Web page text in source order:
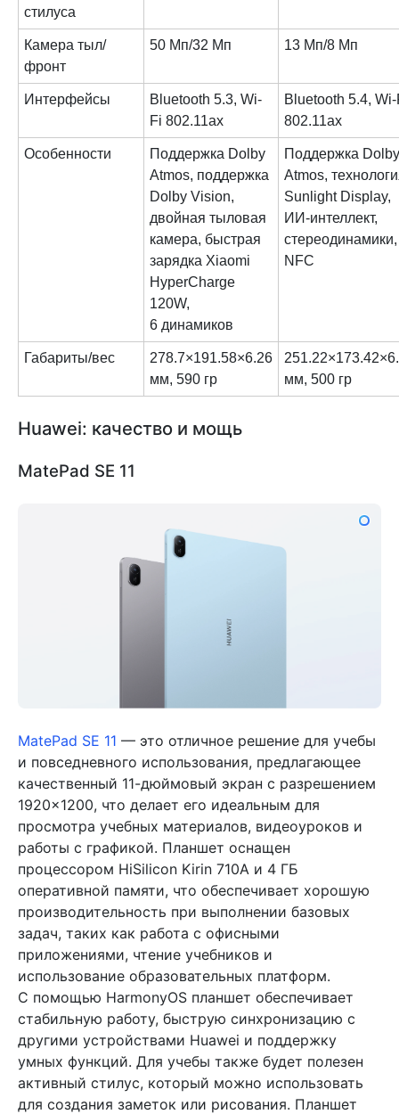
стилуса
Камера тыл/
фронт
50 Мп/32 Мп 13 Мп/8 Мп
Интерфейсы
Bluetooth 5.3, Wi-
Fi 802.11ax
Bluetooth 5.4,
802.11ax
Особенности
Поддержка Dolby
Atmos, поддержка
Dolby Vision,
двойная тыловая
камера, быстрая
зарядка Xiaomi
HyperCharge
120W,
6 динамиков
Поддержка Dolby
Atmos,
Sunlight Display,
ИИ-интеллект,
стереодинамики,
NFC
Габариты/вес
278.7×191.58×6.26
мм, 590 гр
мм, 500 гр
Huawei: качество и мощь
MatePad SE 11
MatePad SE 11 — это отличное решение для учебы
и повседневного использования, предлагающее
качественный 11-дюймовый экран с разрешением
1920×1200, что делает его идеальным для
просмотра учебных материалов, видеоуроков и
работы с графикой. Планшет оснащен
процессором HiSilicon Kirin 710A и 4 ГБ
оперативной памяти, что обеспечивает хорошую
производительность при выполнении базовых
задач, таких как работа с офисными
приложениями, чтение учебников и
использование образовательных платформ.
С помощью HarmonyOS планшет обеспечивает
стабильную работу, быструю синхронизацию с
другими устройствами Huawei и поддержку
умных функций. Для учебы также будет полезен
активный стилус, который можно использовать
для создания заметок или рисования. Планшет